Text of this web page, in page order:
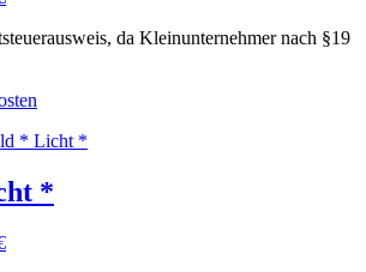
ist:
da Kleinunternehmer nach §19
*
Aktueller